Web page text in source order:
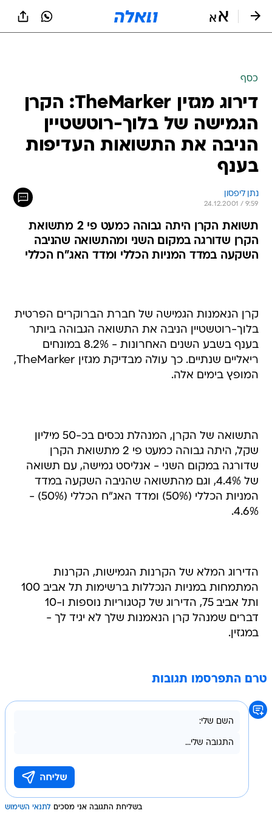
כסף
דירוג מגזין TheMarker: הקרן
הגמישה של בלוך-רוטשטיין
הניבה את התשואות העדיפות
בענף
נתן ליפסון
24.12.2001 / 9:59
תשואת הקרן היתה גבוהה כמעט פי 2 מתשואת
הקרן שדורגה במקום השני ומהתשואה שהניבה
השקעה במדד המניות הכללי ומדד האג"ח הכללי
קרן הנאמנות הגמישה של חברת הברוקרים הפרטית
בלוך-רוטשטיין הניבה את התשואה הגבוהה ביותר
בענף בשבע השנים האחרונות - 8.2% במונחים
ריאליים שנתיים. כך עולה מבדיקת מגזין TheMarker,
המופץ בימים אלה.
התשואה של הקרן, המנהלת נכסים בכ-50 מיליון
שקל, היתה גבוהה כמעט פי 2 מתשואת הקרן
שדורגה במקום השני - אנליסט גמישה, עם תשואה
של 4.4%, וגם מהתשואה שהניבה השקעה במדד
המניות הכללי (50%) ומדד האג"ח הכללי (50%) -
4.6%.
הדירוג המלא של הקרנות הגמישות, הקרנות
המתמחות במניות הנכללות ברשימות תל אביב 100
ותל אביב 75, הדירוג של קטגוריות נוספות ו-10
דברים שמנהל קרן הנאמנות שלך לא יגיד לך -
במגזין.
טרם התפרסמו תגובות
בשליחת התגובה אני מסכים לתנאי השימוש